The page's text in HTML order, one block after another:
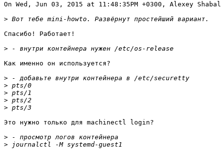
On Wed, Jun 03, 2015 at 11:48:35PM +0300, Alexey
>
Спасибо! Работает!
>
Как именно он используется?
>
>
>
>
>
Это нужно только для machinectl login?
>
>